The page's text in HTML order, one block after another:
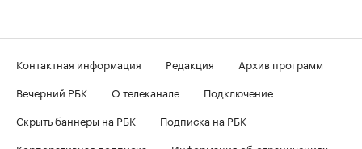
Контактная информация Редакция
Архив программ
Вечерний РБК
О телеканале
Подключение
Скрыть баннеры на РБК
Подписка на РБК